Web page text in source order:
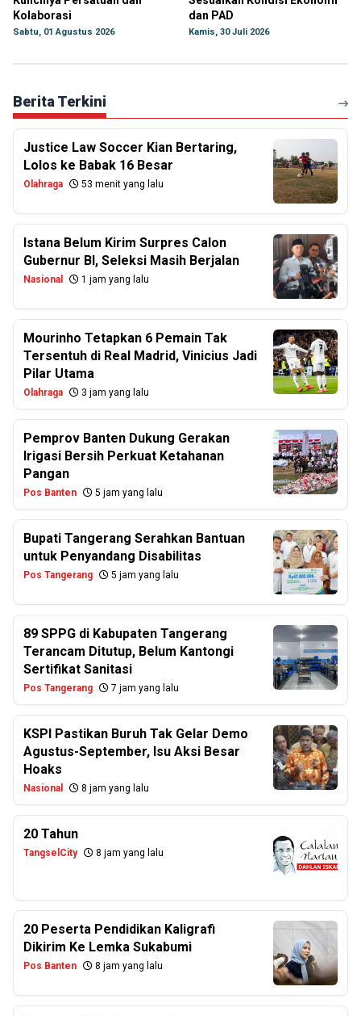
Kolaborasi
Sabtu, 01 Agustus 2026
dan PAD
Kamis, 30 Juli 2026
Berita Terkini
Justice Law Soccer Kian Bertaring,
Lolos ke Babak 16 Besar
Olahraga 53 menit yang lalu
Istana Belum Kirim Surpres Calon
Gubernur BI, Seleksi Masih Berjalan
Nasional 1 jam yang lalu
Mourinho Tetapkan 6 Pemain Tak
Tersentuh di Real Madrid, Vinicius Jadi
Pilar Utama
Olahraga 3 jam yang lalu
Pemprov Banten Dukung Gerakan
Irigasi Bersih Perkuat Ketahanan
Pangan
Pos Banten 5 jam yang lalu
Bupati Tangerang Serahkan Bantuan
untuk Penyandang Disabilitas
Pos Tangerang 5 jam yang lalu
89 SPPG di Kabupaten Tangerang
Terancam Ditutup, Belum Kantongi
Sertifikat Sanitasi
Pos Tangerang 7 jam yang lalu
KSPI Pastikan Buruh Tak Gelar Demo
Agustus-September, Isu Aksi Besar
Hoaks
Nasional 8 jam yang lalu
20 Tahun
TangselCity 8 jam yang lalu
20 Peserta Pendidikan Kaligrafi
Dikirim Ke Lemka Sukabumi
Pos Banten 8 jam yang lalu